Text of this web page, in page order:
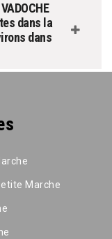
dans la
dans
Marche